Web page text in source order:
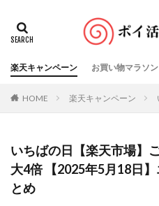
楽天キャンペーン お買い物マラソ
HOME 楽天キャンペーン
いちばの日【楽天市場】
大4倍 【2025年5月18日
とめ